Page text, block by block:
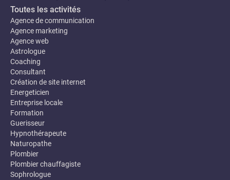
Toutes les activités
Agence de communication
Agence marketing
Agence web
Astrologue
Coaching
Consultant
Création de site internet
Energeticien
Entreprise locale
Formation
Guerisseur
Hypnothérapeute
Naturopathe
Plombier
Plombier chauffagiste
Sophrologue